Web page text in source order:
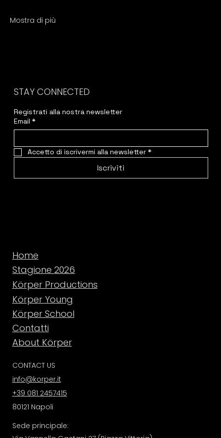
Mostra di più
STAY CONNECTED
Registrati alla nostra newsletter
Email *
Accetto di iscrivermi alla newsletter *
Iscriviti
Home
Stagione 2026
Körper Productions
Körper Young
Körper School
Contatti
About Körper
CONTACT US
info@korper.it
+39 081 2457415
Sede principale:
80121 Napoli